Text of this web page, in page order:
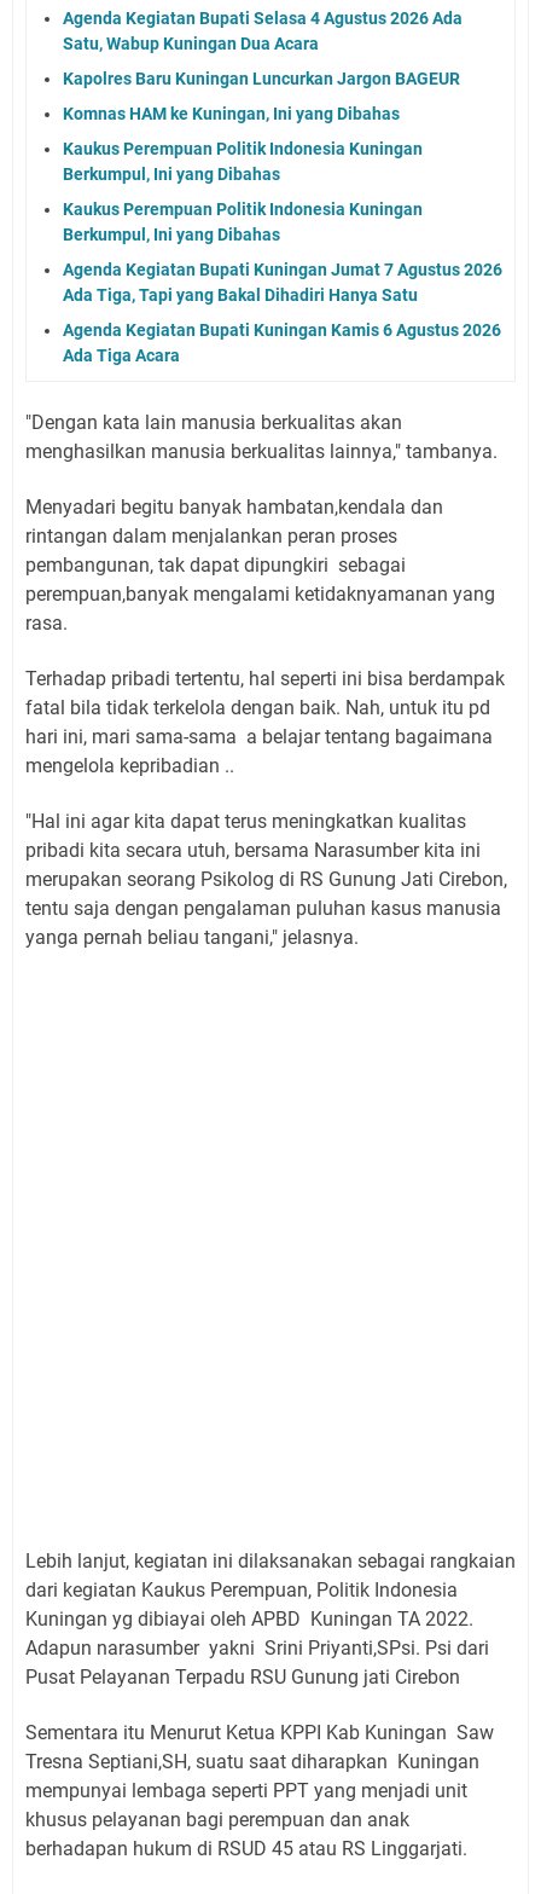
Agenda Kegiatan Bupati Selasa 4 Agustus 2026 Ada
Satu, Wabup Kuningan Dua Acara
Kapolres Baru Kuningan Luncurkan Jargon BAGEUR
Komnas HAM ke Kuningan, Ini yang Dibahas
Kaukus Perempuan Politik Indonesia Kuningan
Berkumpul, Ini yang Dibahas
Kaukus Perempuan Politik Indonesia Kuningan
Berkumpul, Ini yang Dibahas
Agenda Kegiatan Bupati Kuningan Jumat 7 Agustus 2026
Ada Tiga, Tapi yang Bakal Dihadiri Hanya Satu
Agenda Kegiatan Bupati Kuningan Kamis 6 Agustus 2026
Ada Tiga Acara
"Dengan kata lain manusia berkualitas akan
menghasilkan manusia berkualitas lainnya," tambanya.
Menyadari begitu banyak hambatan,kendala dan
rintangan dalam menjalankan peran proses
pembangunan, tak dapat dipungkiri sebagai
perempuan,banyak mengalami ketidaknyamanan yang
rasa.
Terhadap pribadi tertentu, hal seperti ini bisa berdampak
fatal bila tidak terkelola dengan baik. Nah, untuk itu pd
hari ini, mari sama-sama a belajar tentang bagaimana
mengelola kepribadian ..
"Hal ini agar kita dapat terus meningkatkan kualitas
pribadi kita secara utuh, bersama Narasumber kita ini
merupakan seorang Psikolog di RS Gunung Jati Cirebon,
tentu saja dengan pengalaman puluhan kasus manusia
yanga pernah beliau tangani," jelasnya.
Lebih lanjut, kegiatan ini dilaksanakan sebagai rangkaian
dari kegiatan Kaukus Perempuan, Politik Indonesia
Kuningan yg dibiayai oleh APBD Kuningan TA 2022.
Adapun narasumber yakni Srini Priyanti,SPsi. Psi dari
Pusat Pelayanan Terpadu RSU Gunung jati Cirebon
Sementara itu Menurut Ketua KPPI Kab Kuningan Saw
Tresna Septiani,SH, suatu saat diharapkan Kuningan
mempunyai lembaga seperti PPT yang menjadi unit
khusus pelayanan bagi perempuan dan anak
berhadapan hukum di RSUD 45 atau RS Linggarjati.